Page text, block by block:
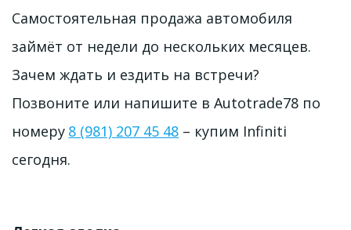
Самостоятельная продажа автомобиля
займёт от недели до нескольких месяцев.
Зачем ждать и ездить на встречи?
Позвоните или напишите в Autotrade78 по
номеру 8 (981) 207 45 48 – купим Infiniti
сегодня.